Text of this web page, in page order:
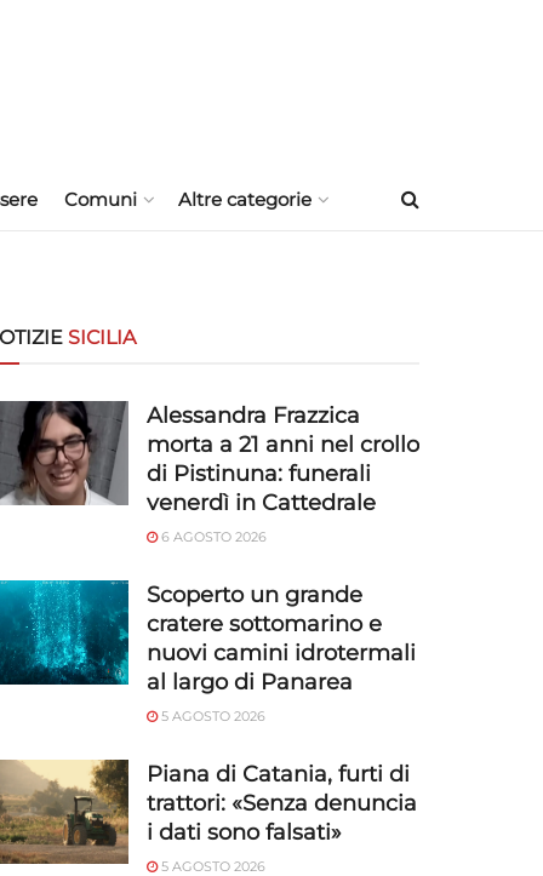
Comuni Altre categorie
SICILIA
Alessandra Frazzica
morta a 21 anni nel crollo
di Pistinuna: funerali
venerdì in Cattedrale
6 AGOSTO 2026
Scoperto un grande
cratere sottomarino e
nuovi camini idrotermali
al largo di Panarea
5 AGOSTO 2026
Piana di Catania, furti di
trattori: «Senza denuncia
i dati sono falsati»
5 AGOSTO 2026